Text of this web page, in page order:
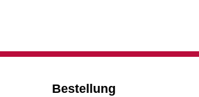
Bestellung